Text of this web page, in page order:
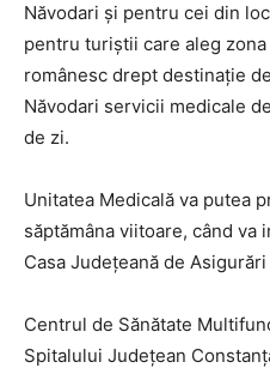
Năvodari și pentru cei din
pentru turiștii care aleg
românesc drept destinație
Năvodari servicii medicale
de zi.
Unitatea Medicală va putea
săptămâna viitoare, când va
Casa Județeană de
Centrul de Sănătate
Spitalului Județean